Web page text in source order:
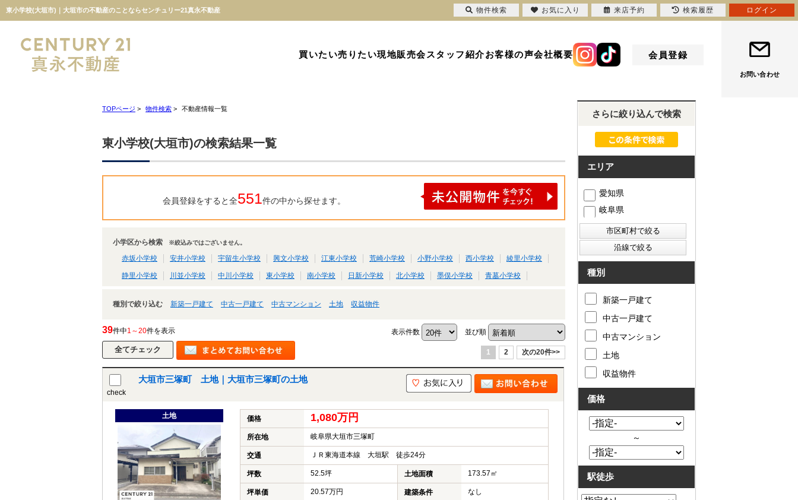
東小学校(大垣市)｜大垣市の不動産のことならセンチュリー21真永不動産
買いたい売りたい現地販売会スタッフ紹介お客様の声会社概要 会員登録
お問い合わせ
TOPページ > 物件検索 > 不動産情報一覧
東小学校(大垣市)の検索結果一覧
会員登録をすると全551件の中から探せます。
小学区から検索 ※絞込みではございません。
赤坂小学校 安井小学校 宇留生小学校 興文小学校 江東小学校 荒崎小学校 小野小学校 西小学校 綾里小学校
静里小学校 川並小学校 中川小学校 東小学校 南小学校 日新小学校 北小学校 墨俣小学校 青墓小学校
種別で絞り込む 新築一戸建て 中古一戸建て 中古マンション 土地 収益物件
39件中1～20件を表示 表示件数 並び順
1 2 次の20件>>
check
大垣市三塚町 土地｜大垣市三塚町の土地
土地 価格 1,080万円
所在地 岐阜県大垣市三塚町
交通 ＪＲ東海道本線 大垣駅 徒歩24分
坪数 52.5坪 土地面積 173.57㎡
坪単価 20.57万円 建築条件 なし
さらに絞り込んで検索
エリア
愛知県
岐阜県
種別
新築一戸建て
中古一戸建て
中古マンション
土地
収益物件
価格
～
駅徒歩
物件検索 お気に入り 来店予約 検索履歴 ログイン